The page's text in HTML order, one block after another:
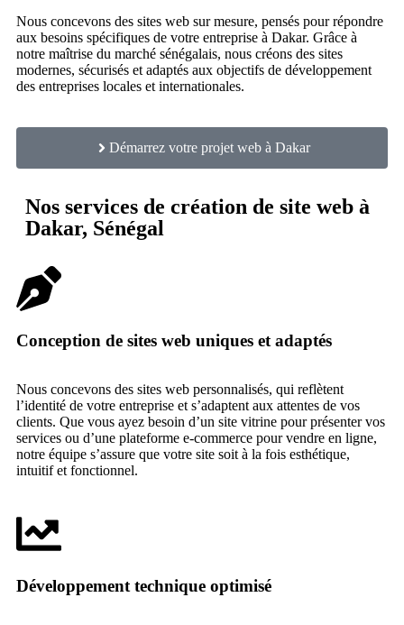
Nous concevons des sites web sur mesure, pensés pour répondre
aux besoins spécifiques de votre entreprise à Dakar. Grâce à
notre maîtrise du marché sénégalais, nous créons des sites
modernes, sécurisés et adaptés aux objectifs de développement
des entreprises locales et internationales.
Démarrez votre projet web à Dakar
Nos services de création de site web à
Dakar, Sénégal
Conception de sites web uniques et adaptés
Nous concevons des sites web personnalisés, qui reflètent
l’identité de votre entreprise et s’adaptent aux attentes de vos
clients. Que vous ayez besoin d’un site vitrine pour présenter vos
services ou d’une plateforme e-commerce pour vendre en ligne,
notre équipe s’assure que votre site soit à la fois esthétique,
intuitif et fonctionnel.
Développement technique optimisé